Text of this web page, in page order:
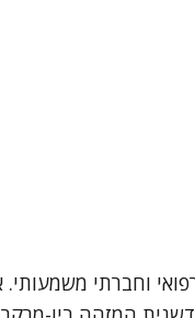
וחברתי